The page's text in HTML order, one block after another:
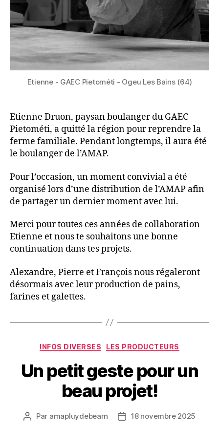
Etienne - GAEC Pietométi - Ogeu Les Bains (64)
Etienne Druon, paysan boulanger du GAEC
Pietométi, a quitté la région pour reprendre la
ferme familiale. Pendant longtemps, il aura été
le boulanger de l’AMAP.
Pour l’occasion, un moment convivial a été
organisé lors d’une distribution de l’AMAP afin
de partager un dernier moment avec lui.
Merci pour toutes ces années de collaboration
Etienne et nous te souhaitons une bonne
continuation dans tes projets.
Alexandre, Pierre et François nous régaleront
désormais avec leur production de pains,
farines et galettes.
Catégories
INFOS DIVERSES LES PRODUCTEURS
Un petit geste pour un
beau projet!
Auteur
Par amapluydebearn
Date18 novembre 2025